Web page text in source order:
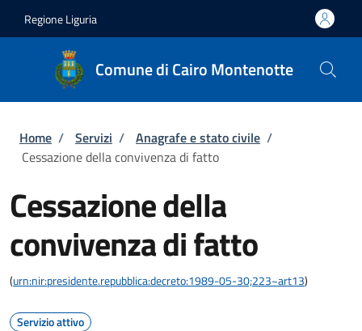
Regione Liguria
Comune di Cairo Montenotte
Briciole di pane
Home / Servizi / Anagrafe e stato civile /
Cessazione della convivenza di fatto
Cessazione della
convivenza di fatto
(urn:nir:presidente.repubblica:decreto:1989-05-30;223~art13)
Servizio attivo